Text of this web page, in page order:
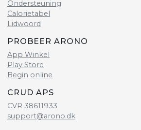
Ondersteuning
Calorietabel
Lidwoord
PROBEER ARONO
App Winkel
Play Store
Begin online
CRUD APS
CVR 38611933
support@arono.dk